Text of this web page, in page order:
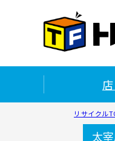
リサイクル
太